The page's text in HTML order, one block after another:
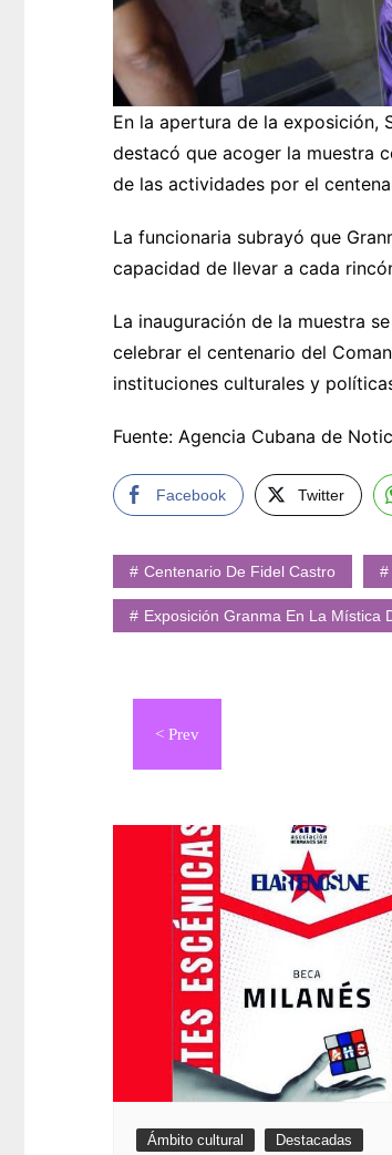
En la apertura de la exposición,
destacó que acoger la muestra
de las actividades por el
La funcionaria subrayó que
capacidad de llevar a cada
La inauguración de la muestra
celebrar el centenario del
instituciones culturales y
Fuente: Agencia Cubana de
Facebook Twitter
Centenario De Fidel Castro
Exposición Granma En La Mística
Navegación
Ámbito cultural Destacadas